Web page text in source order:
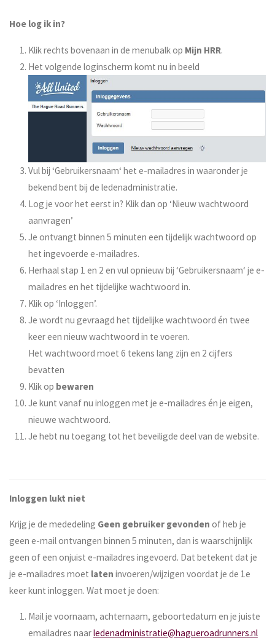
Hoe log ik in?
Klik rechts bovenaan in de menubalk op Mijn HRR.
Het volgende loginscherm komt nu in beeld
Vul bij ‘Gebruikersnaam‘ het e-mailadres in waaronder je
bekend bent bij de ledenadministratie.
Log je voor het eerst in? Klik dan op ‘Nieuw wachtwoord
aanvragen’
Je ontvangt binnen 5 minuten een tijdelijk wachtwoord op
het ingevoerde e-mailadres.
Herhaal stap 1 en 2 en vul opnieuw bij ‘Gebruikersnaam‘ je e-
mailadres en het tijdelijke wachtwoord in.
Klik op ‘Inloggen’.
Je wordt nu gevraagd het tijdelijke wachtwoord én twee
keer een nieuw wachtwoord in te voeren.
Het wachtwoord moet 6 tekens lang zijn en 2 cijfers
bevatten
Klik op bewaren
Je kunt vanaf nu inloggen met je e-mailadres én je eigen,
nieuwe wachtwoord.
Je hebt nu toegang tot het beveiligde deel van de website.
Inloggen lukt niet
Krijg je de mededeling Geen gebruiker gevonden of heb je
geen e-mail ontvangen binnen 5 minuten, dan is waarschijnlijk
geen of een onjuist e-mailadres ingevoerd. Dat betekent dat je
je e-mailadres moet laten invoeren/wijzigen voordat je de 1e
keer kunt inloggen. Wat moet je doen:
Mail je voornaam, achternaam, geboortedatum en je juiste
emailadres naarledenadministratie@hagueroadrunners.nl